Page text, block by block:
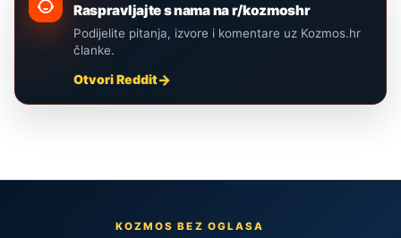
Raspravljajte s nama na r/kozmoshr
Podijelite pitanja, izvore i komentare uz Kozmos.hr
članke.
Otvori Reddit
KOZMOS BEZ OGLASA